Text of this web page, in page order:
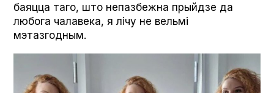
баяцца таго, што непазбежна прыйдзе да
любога чалавека, я лічу не вельмі
мэтазгодным.